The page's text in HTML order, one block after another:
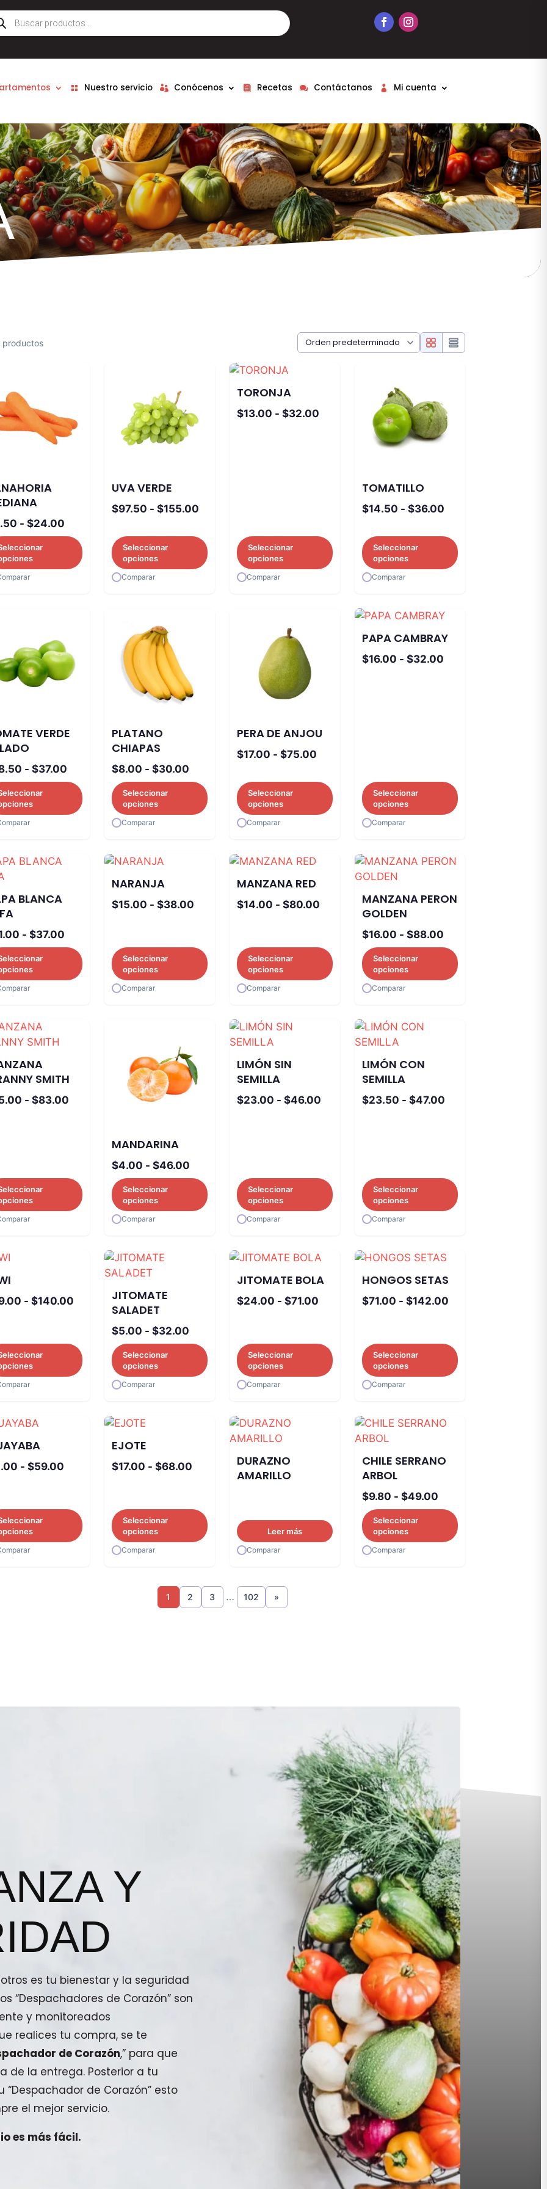
Nuestro servicio Conócenos Recetas Contáctanos Mi cuenta
productos
- $24.00
de
precios:
desde
UVA VERDE
$97.50 - $155.00
precios:
desde
$97.50
Seleccionar
opciones
Comparar
TORONJA
$13.00 - $32.00
Seleccionar
opciones
Comparar
TOMATILLO
$14.50 - $36.00Rango
precios:
desde
$14.50
Seleccionar
opciones
Comparar
VERDE
- $37.00
de
precios:
desde
PLATANO
CHIAPAS
$8.00 - $30.00
de
precios:
desde
Seleccionar
opciones
Comparar
PERA DE ANJOU
$17.00 - $75.00
precios:
desde
$17.00
Seleccionar
opciones
Comparar
PAPA CAMBRAY
$16.00 - $32.00Rango
Seleccionar
opciones
Comparar
BLANCA
- $37.00
de
precios:
desde
NARANJA
$15.00 - $38.00
desde
$15.00
hasta
Seleccionar
opciones
Comparar
MANZANA RED
$14.00 - $80.00
desde
$14.00
hasta
Seleccionar
opciones
Comparar
MANZANA PERON
GOLDEN
$16.00 - $88.00Rango
de
precios:
desde
Seleccionar
opciones
Comparar
SMITH
- $83.00
hasta
$83.00
MANDARINA
$4.00 - $46.00
de
precios:
desde
Seleccionar
opciones
Comparar
LIMÓN SIN
SEMILLA
$23.00 - $46.00
hasta
$46.00
Seleccionar
opciones
Comparar
LIMÓN CON
SEMILLA
$23.50 - $47.00Rango
hasta
$47.00
Seleccionar
opciones
Comparar
- $140.00
precios:
desde
$19.00
hasta
$140.00
JITOMATE
SALADET
$5.00 - $32.00
de
precios:
desde
Seleccionar
opciones
Comparar
JITOMATE BOLA
$24.00 - $71.00
desde
$24.00
hasta
Seleccionar
opciones
Comparar
HONGOS SETAS
$71.00 - $142.00Rango
desde
$71.00
hasta
Seleccionar
opciones
Comparar
- $59.00
desde
$4.00
hasta
EJOTE
$17.00 - $68.00
desde
$17.00
hasta
Seleccionar
opciones
Comparar
DURAZNO
AMARILLO
Leer más
Comparar
CHILE SERRANO
ARBOL
$9.80 - $49.00Rango
de
precios:
desde
Seleccionar
opciones
Comparar
1 2 3 … 102 »
Y
es tu bienestar y la seguridad
“Despachadores de Corazón” son
y monitoreados
realices tu compra, se te
de Corazón,” para que
de la entrega. Posterior a tu
de Corazón” esto
el mejor servicio.
es más fácil.